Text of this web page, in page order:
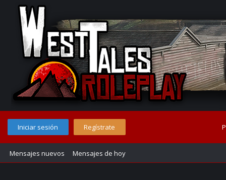
Iniciar sesión Regístrate
Mensajes nuevos Mensajes de hoy